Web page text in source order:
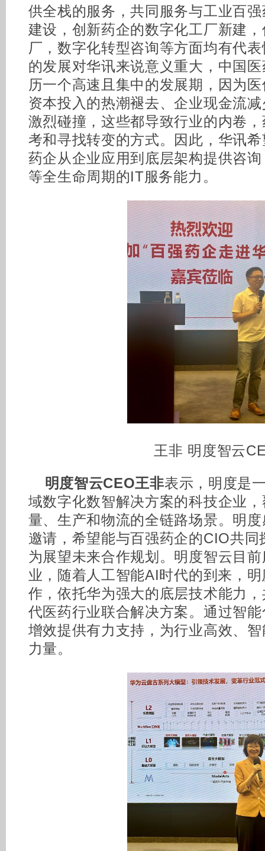
供全栈的服务，共同服务与工业百
建设，创新药企的数字化工厂新建
厂，数字化转型咨询等方面均有代
的发展对华讯来说意义重大，中国
历一个高速且集中的发展期，因为
资本投入的热潮褪去、企业现金流
激烈碰撞，这些都导致行业的内卷
考和寻找转变的方式。因此，华讯
药企从企业应用到底层架构提供咨
等全生命周期的IT服务能力。
王非 明度智云
明度智云CEO王非表示，明度是
域数字化数智解决方案的科技企业
量、生产和物流的全链路场景。明
邀请，希望能与百强药企的CIO共
为展望未来合作规划。明度智云目
业，随着人工智能AI时代的到来，
作，依托华为强大的底层技术能力
代医药行业联合解决方案。通过智
增效提供有力支持，为行业高效、
力量。